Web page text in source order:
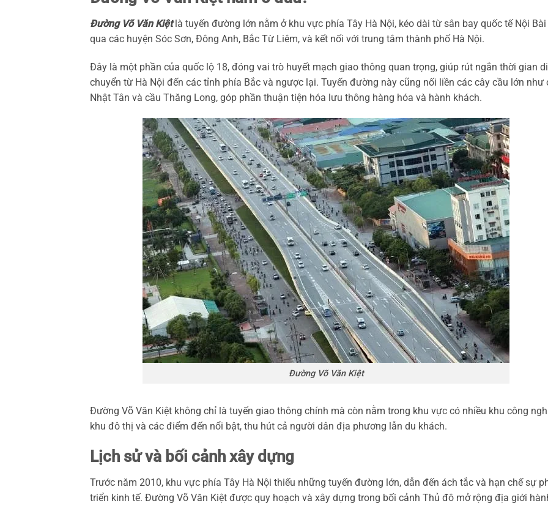
Đường Võ Văn Kiệt là tuyến đường lớn nằm ở khu vực phía Tây Hà Nội, kéo dài từ sân bay quốc tế Nội Bài
qua các huyện Sóc Sơn, Đông Anh, Bắc Từ Liêm, và kết nối với trung tâm thành phố Hà Nội.
Đây là một phần của quốc lộ 18, đóng vai trò huyết mạch giao thông quan trọng, giúp rút ngắn thời gian di
chuyển từ Hà Nội đến các tỉnh phía Bắc và ngược lại. Tuyến đường này cũng nối liền các cây cầu lớn như
Nhật Tân và cầu Thăng Long, góp phần thuận tiện hóa lưu thông hàng hóa và hành khách.
Đường Võ Văn Kiệt
Đường Võ Văn Kiệt không chỉ là tuyến giao thông chính mà còn nằm trong khu vực có nhiều khu công
khu đô thị và các điểm đến nổi bật, thu hút cả người dân địa phương lẫn du khách.
Lịch sử và bối cảnh xây dựng
Trước năm 2010, khu vực phía Tây Hà Nội thiếu những tuyến đường lớn, dẫn đến ách tắc và hạn chế sự
triển kinh tế. Đường Võ Văn Kiệt được quy hoạch và xây dựng trong bối cảnh Thủ đô mở rộng địa giới